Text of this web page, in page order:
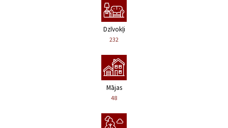
Dzīvokļi
232
Mājas
48